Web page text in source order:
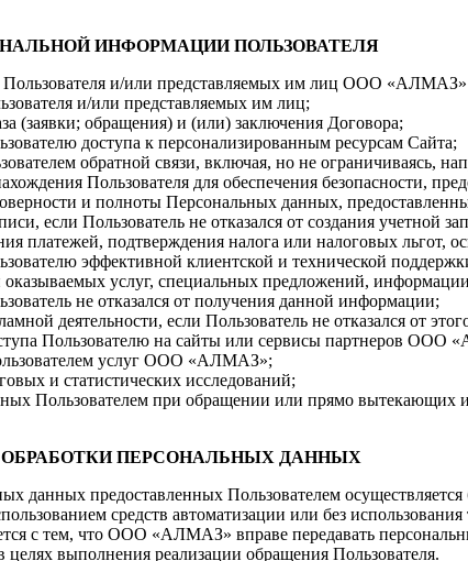
ИНФОРМАЦИИ ПОЛЬЗОВАТЕЛЯ
и/или представляемых им лиц ООО «АЛМАЗ»
и/или представляемых им лиц;
(заявки; обращения) и (или) заключения Договора;
доступа к персонализированным ресурсам Сайта;
обратной связи, включая, но не ограничиваясь,
Пользователя для обеспечения безопасности,
и полноты Персональных данных,
если Пользователь не отказался от создания учетной
платежей, подтверждения налога или налоговых льгот,
эффективной клиентской и технической
оказываемых услуг, специальных предложений,
не отказался от получения данной информации;
деятельности, если Пользователь не отказался от
Пользователю на сайты или сервисы партнеров
услуг ООО «АЛМАЗ»;
и статистических исследований;
Пользователем при обращении или прямо вытекающих
ПЕРСОНАЛЬНЫХ ДАННЫХ
данных предоставленных Пользователем
средств автоматизации или без использования
с тем, что ООО «АЛМАЗ» вправе передавать
целях выполнения реализации обращения Пользователя.